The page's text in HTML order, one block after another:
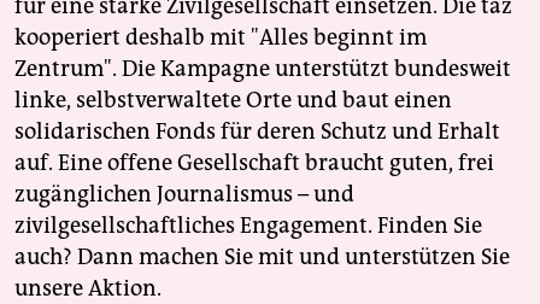
für eine starke Zivilgesellschaft einsetzen. Die taz
kooperiert deshalb mit "Alles beginnt im
Zentrum". Die Kampagne unterstützt bundesweit
linke, selbstverwaltete Orte und baut einen
solidarischen Fonds für deren Schutz und Erhalt
auf. Eine offene Gesellschaft braucht guten, frei
zugänglichen Journalismus – und
zivilgesellschaftliches Engagement. Finden Sie
auch? Dann machen Sie mit und unterstützen Sie
unsere Aktion.